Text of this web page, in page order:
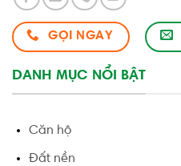
GỌI NGAY
DANH MỤC NỔI BẬT
Căn hộ
Đất nền